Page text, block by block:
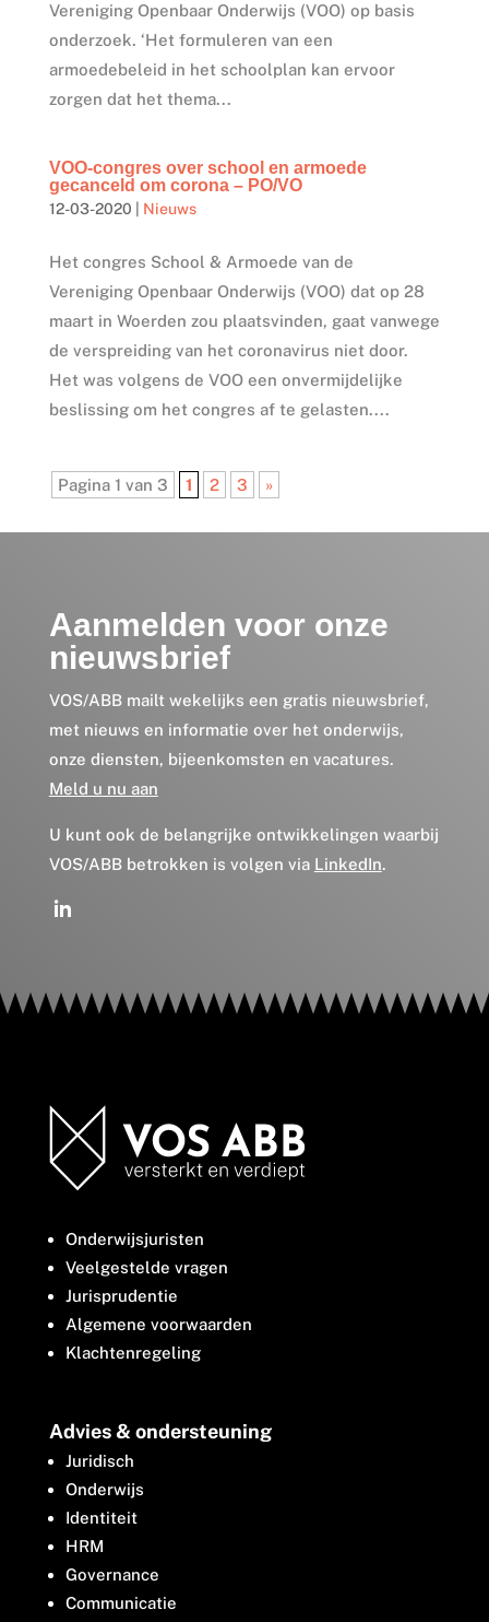
Vereniging Openbaar Onderwijs (VOO) op basis
onderzoek. ‘Het formuleren van een
armoedebeleid in het schoolplan kan ervoor
zorgen dat het thema...
VOO-congres over school en armoede
gecanceld om corona – PO/VO
12-03-2020 Nieuws
Het congres School & Armoede van de
Vereniging Openbaar Onderwijs (VOO) dat op 28
maart in Woerden zou plaatsvinden, gaat vanwege
de verspreiding van het coronavirus niet door.
Het was volgens de VOO een onvermijdelijke
beslissing om het congres af te gelasten....
Pagina 1 van 3 1 2 3 »
Aanmelden voor onze
nieuwsbrief
VOS/ABB mailt wekelijks een gratis nieuwsbrief,
met nieuws en informatie over het onderwijs,
onze diensten, bijeenkomsten en vacatures.
Meld u nu aan
U kunt ook de belangrijke ontwikkelingen waarbij
VOS/ABB betrokken is volgen via LinkedIn.
Onderwijsjuristen
Veelgestelde vragen
Jurisprudentie
Algemene voorwaarden
Klachtenregeling
Advies & ondersteuning
Juridisch
Onderwijs
Identiteit
HRM
Governance
Communicatie